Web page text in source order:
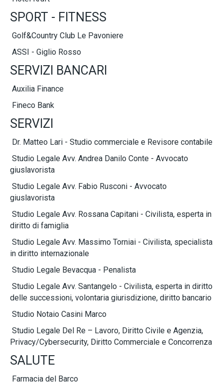
SPORT - FITNESS
Golf&Country Club Le Pavoniere
ASSI - Giglio Rosso
SERVIZI BANCARI
Auxilia Finance
Fineco Bank
SERVIZI
Dr. Matteo Lari - Studio commerciale e Revisore contabile
Studio Legale Avv. Andrea Danilo Conte - Avvocato
giuslavorista
Studio Legale Avv. Fabio Rusconi - Avvocato
giuslavorista
Studio Legale Avv. Rossana Capitani - Civilista, esperta in
diritto di famiglia
Studio Legale Avv. Massimo Torniai - Civilista, specialista
in diritto internazionale
Studio Legale Bevacqua - Penalista
Studio Legale Avv. Santangelo - Civilista, esperta in diritto
delle successioni, volontaria giurisdizione, diritto bancario
Studio Notaio Casini Marco
Studio Legale Del Re – Lavoro, Diritto Civile e Agenzia,
Privacy/Cybersecurity, Diritto Commerciale e Concorrenza
SALUTE
Farmacia del Barco